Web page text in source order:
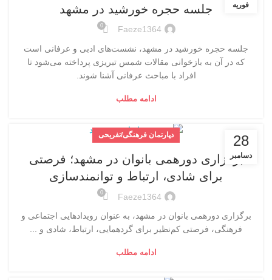
فوریه جلسه حجره خورشید در مشهد
Faeze1364
0
جلسه حجره خورشید در مشهد، نشست‌های ادبی و عرفانی است
که در آن به بازخوانی مقالات شمس تبریزی پرداخته می‌شود تا
افراد با مباحث عرفانی آشنا شوند.
ادامه مطلب
28
دسامبر
دپارتمان فرهنگی/تفریحی
برگزاری دورهمی بانوان در مشهد؛ فرصتی
برای شادی، ارتباط و توانمندسازی
Faeze1364
0
برگزاری دورهمی بانوان در مشهد، به عنوان رویدادهایی اجتماعی و
فرهنگی، فرصتی کم‌نظیر برای گردهمایی، ارتباط، شادی و ...
ادامه مطلب